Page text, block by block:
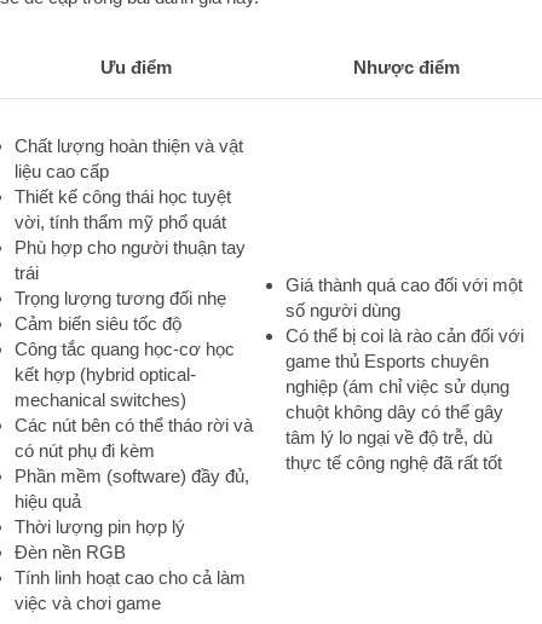
Ưu điểm Nhược điểm
Chất lượng hoàn thiện và vật
liệu cao cấp
Thiết kế công thái học tuyệt
vời, tính thẩm mỹ phổ quát
Phù hợp cho người thuận tay
trái
Trọng lượng tương đối nhẹ
Cảm biến siêu tốc độ
Công tắc quang học-cơ học
kết hợp (hybrid optical-
mechanical switches)
Các nút bên có thể tháo rời và
có nút phụ đi kèm
Phần mềm (software) đầy đủ,
hiệu quả
Thời lượng pin hợp lý
Đèn nền RGB
Tính linh hoạt cao cho cả làm
việc và chơi game
Giá thành quá cao đối với một
số người dùng
Có thể bị coi là rào cản đối với
game thủ Esports chuyên
nghiệp (ám chỉ việc sử dụng
chuột không dây có thể gây
tâm lý lo ngại về độ trễ, dù
thực tế công nghệ đã rất tốt